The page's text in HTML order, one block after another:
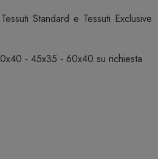
Standard e Tessuti Exclusive
- 45x35 - 60x40 su richiesta